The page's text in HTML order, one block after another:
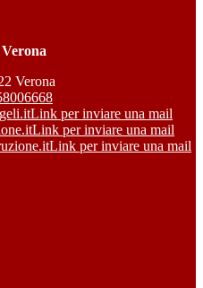
Verona
Link per inviare una mail
Link per inviare una mail
Link per inviare una mail